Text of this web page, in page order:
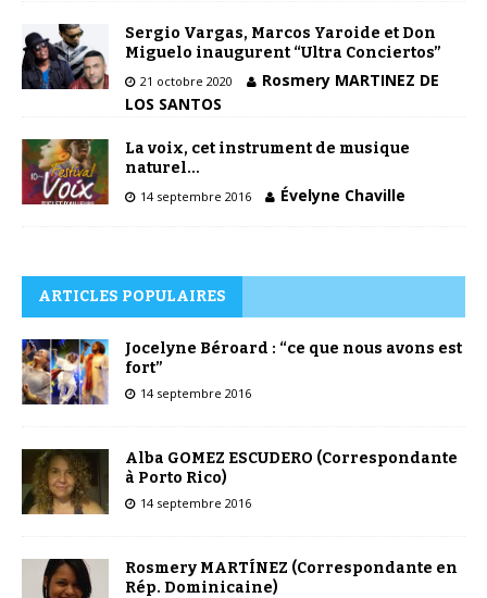
Sergio Vargas, Marcos Yaroide et Don
Miguelo inaugurent “Ultra Conciertos”
21 octobre 2020
Rosmery MARTINEZ DE
LOS SANTOS
La voix, cet instrument de musique
naturel…
14 septembre 2016 Évelyne Chaville
ARTICLES POPULAIRES
Jocelyne Béroard : “ce que nous avons est
fort”
14 septembre 2016
Alba GOMEZ ESCUDERO (Correspondante
à Porto Rico)
14 septembre 2016
Rosmery MARTÍNEZ (Correspondante en
Rép. Dominicaine)